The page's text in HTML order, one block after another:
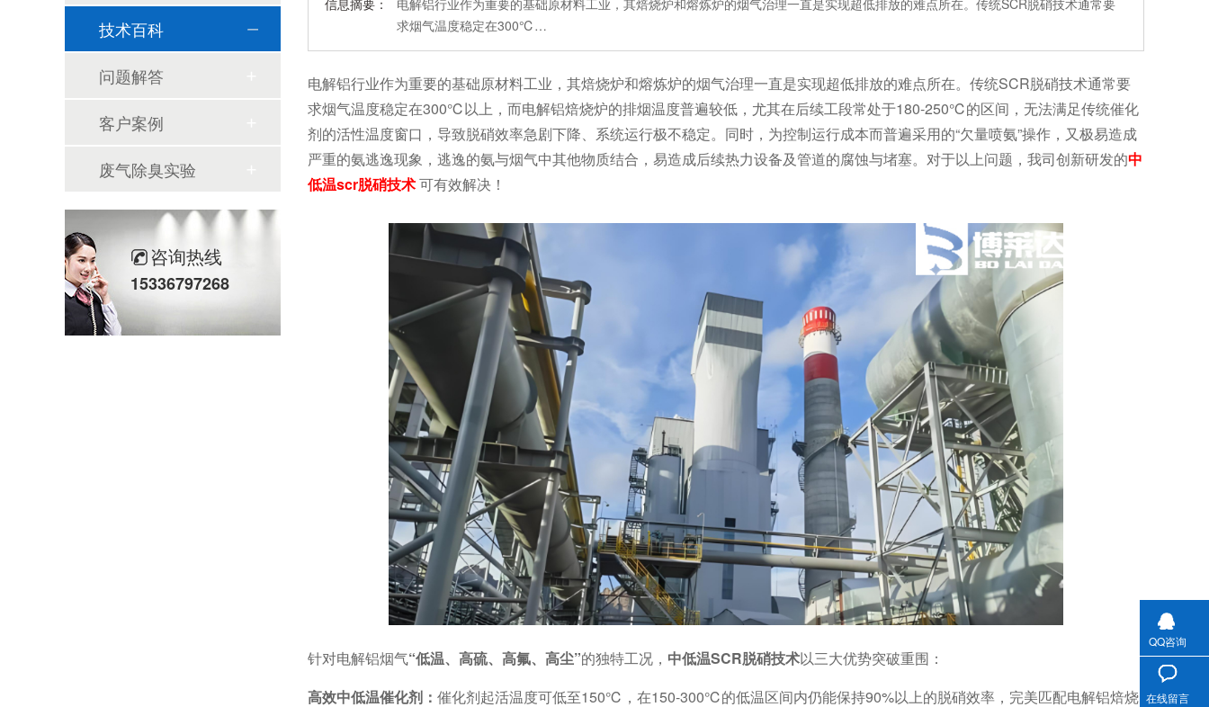
信息摘要：
电解铝行业作为重要的基础原材料工业，其焙烧炉和熔炼炉的烟气治理一直是实现超低排放的难点所在。传统SCR脱硝技术通常要
求烟气温度稳定在300℃…
电解铝行业作为重要的基础原材料工业，其焙烧炉和熔炼炉的烟气治理一直是实现超低排放的难点所在。传统SCR脱硝技术通常要
求烟气温度稳定在300℃以上，而电解铝焙烧炉的排烟温度普遍较低，尤其在后续工段常处于180-250℃的区间，无法满足传统催化
剂的活性温度窗口，导致脱硝效率急剧下降、系统运行极不稳定。同时，为控制运行成本而普遍采用的“欠量喷氨”操作，又极易造成
严重的氨逃逸现象，逃逸的氨与烟气中其他物质结合，易造成后续热力设备及管道的腐蚀与堵塞。对于以上问题，我司创新研发的中
低温scr脱硝技术可有效解决！
针对电解铝烟气“低温、高硫、高氟、高尘”的独特工况， 中低温SCR脱硝技术以三大优势突破重围：
高效中低温催化剂： 催化剂起活温度可低至150℃，在150-300℃的低温区间内仍能保持90%以上的脱硝效率，完美匹配电解铝焙烧
技术百科
问题解答
客户案例
废气除臭实验
咨询热线
15336797268
QQ咨询
在线留言